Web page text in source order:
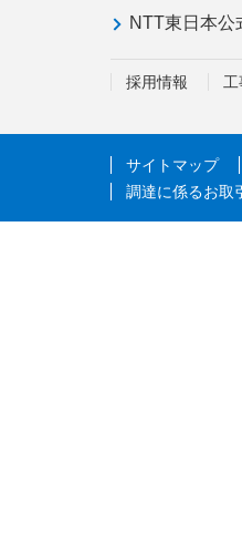
NTT東日本公
採用情報
サイトマップ
調達に係るお取